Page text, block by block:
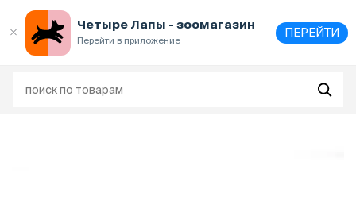
Четыре Лапы - зоомагазин
Перейти в приложение
ПЕРЕЙТИ